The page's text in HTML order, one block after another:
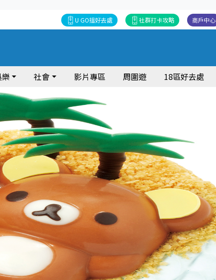
商戶中心
社群打卡攻略
U GO搵好去處
社會 影片專區 周圍遊 18區好去處